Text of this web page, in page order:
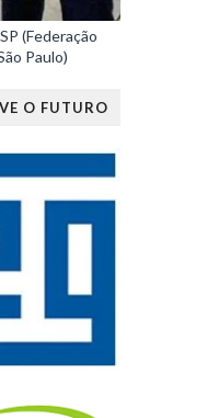
(Federação
Paulo)
O FUTURO